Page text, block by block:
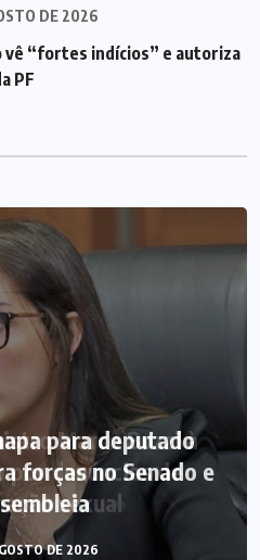
DE 2026
vê “fortes indícios” e autoriza
PF
para deputado
forças no Senado e
DE 2026